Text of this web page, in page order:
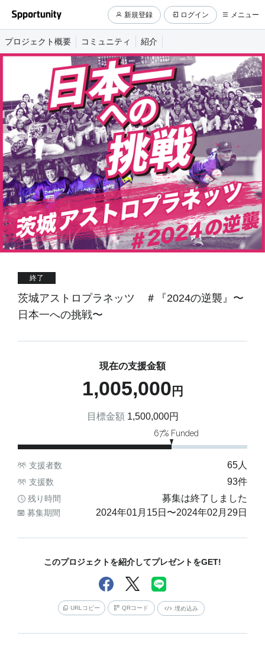
新規登録 ログイン メニュー
プロジェクト概要 コミュニティ 紹介
終了
茨城アストロプラネッツ ＃『2024の逆襲』〜
日本一への挑戦〜
現在の支援金額
1,005,000 円
目標金額 1,500,000円
67% Funded
支援者数 65人
支援数 93件
残り時間 募集は終了しました
募集期間 2024年01月15日 〜2024年02月29日
このプロジェクトを紹介してプレゼントをGET!
URLコピー QRコード 埋め込み